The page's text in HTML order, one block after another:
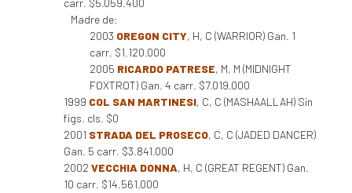
carr. $5.059.400
Madre de:
2003 OREGON CITY, H, C (WARRIOR) Gan. 1
carr. $1.120.000
2005 RICARDO PATRESE, M, M (MIDNIGHT
FOXTROT) Gan. 4 carr. $7.019.000
1999 COL SAN MARTINESI, C, C (MASHAALLAH) Sin
figs. cls. $0
2001 STRADA DEL PROSECO, C, C (JADED DANCER)
Gan. 5 carr. $3.841.000
2002 VECCHIA DONNA, H, C (GREAT REGENT) Gan.
10 carr. $14.561.000